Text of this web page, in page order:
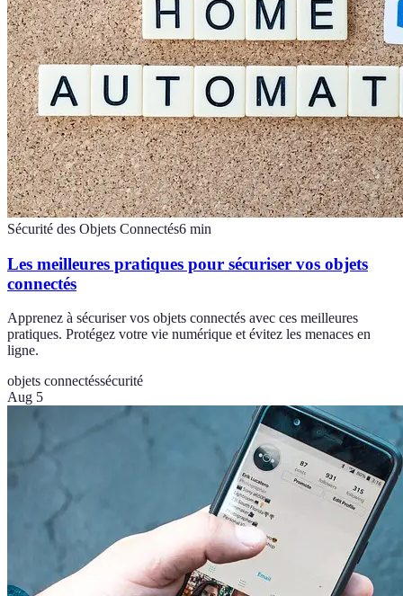
Sécurité des Objets Connectés6 min
Les meilleures pratiques pour sécuriser vos objets
connectés
Apprenez à sécuriser vos objets connectés avec ces meilleures
pratiques. Protégez votre vie numérique et évitez les menaces en
ligne.
objets connectéssécurité
Aug 5